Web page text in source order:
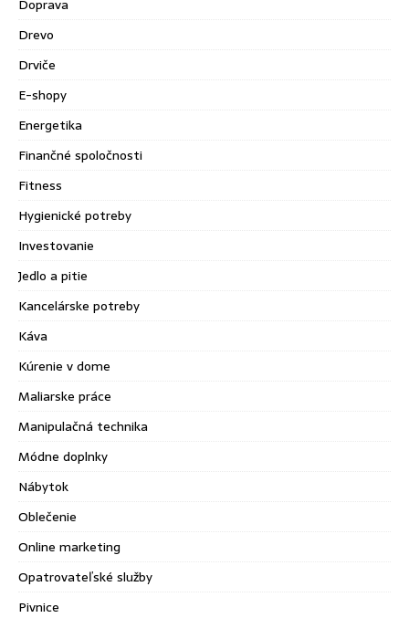
Doprava
Drevo
Drviče
E-shopy
Energetika
Finančné spoločnosti
Fitness
Hygienické potreby
Investovanie
Jedlo a pitie
Kancelárske potreby
Káva
Kúrenie v dome
Maliarske práce
Manipulačná technika
Módne doplnky
Nábytok
Oblečenie
Online marketing
Opatrovateľské služby
Pivnice